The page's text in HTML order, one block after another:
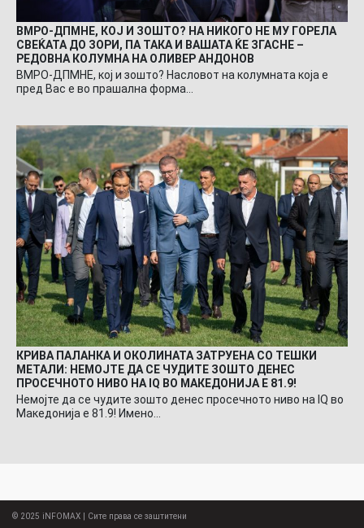
ВМРО-ДПМНЕ, КОЈ И ЗОШТО? НА НИКОГО НЕ МУ ГОРЕЛА
СВЕЌАТА ДО ЗОРИ, ПА ТАКА И ВАШАТА ЌЕ ЗГАСНЕ –
РЕДОВНА КОЛУМНА НА ОЛИВЕР АНДОНОВ
ВМРО-ДПМНЕ, кој и зошто? Насловот на колумната која е
пред Вас е во прашална форма…
КРИВА ПАЛАНКА И ОКОЛИНАТА ЗАТРУЕНА СО ТЕШКИ
МЕТАЛИ: НЕМОЈТЕ ДА СЕ ЧУДИТЕ ЗОШТО ДЕНЕС
ПРОСЕЧНОТО НИВО НА IQ ВО МАКЕДОНИЈА Е 81.9!
Немојте да се чудите зошто денес просечното ниво на IQ во
Македонија е 81.9! Имено…
© 2025 iNFOMAX | Сите права се заштитени